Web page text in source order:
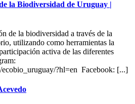
la Biodiversidad de Uruguay |
de la biodiversidad a través de la
utilizando como herramientas la
activa de las diferentes
?hl=en Facebook: [...]